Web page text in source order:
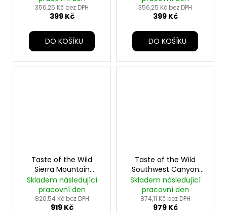
356,25 Kč bez DPH
399 Kč
DO KOŠÍKU
356,25 Kč bez DPH
399 Kč
DO KOŠÍKU
Taste of the Wild
Sierra Mountain
Canine 5,6kg
Skladem následující
pracovní den
820,54 Kč bez DPH
919 Kč
Taste of the Wild
Southwest Canyon
Canine 5,6kg
Skladem následující
pracovní den
874,11 Kč bez DPH
979 Kč